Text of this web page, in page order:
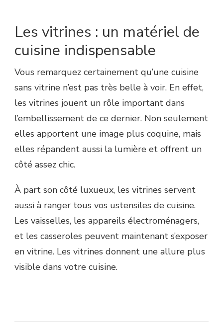
Les vitrines : un matériel de
cuisine indispensable
Vous remarquez certainement qu’une cuisine
sans vitrine n’est pas très belle à voir. En effet,
les vitrines jouent un rôle important dans
l’embellissement de ce dernier. Non seulement
elles apportent une image plus coquine, mais
elles répandent aussi la lumière et offrent un
côté assez chic.
À part son côté luxueux, les vitrines servent
aussi à ranger tous vos ustensiles de cuisine.
Les vaisselles, les appareils électroménagers,
et les casseroles peuvent maintenant s’exposer
en vitrine. Les vitrines donnent une allure plus
visible dans votre cuisine.